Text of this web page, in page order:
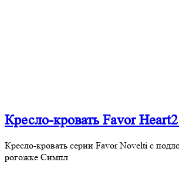
Кресло-кровать Favor
Кресло-кровать серии Favor Novelti с
рогожке Симпл